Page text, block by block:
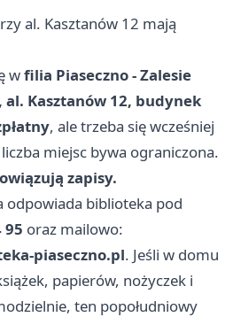
al. Kasztanów 12 mają
wfilia Piaseczno - Zalesie
al. Kasztanów 12, budynek
, ale trzeba się wcześniej
miejsc bywa ograniczona.
zapisy.
odpowiada biblioteka pod
95 oraz mailowo:
piaseczno.pl. Jeśli w domu
papierów, nożyczek i
ten popołudniowy